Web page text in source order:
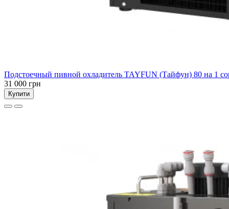
Подстоечный пивной охладитель TAYFUN (Тайфун) 80 на 1
31 000 грн
Купити